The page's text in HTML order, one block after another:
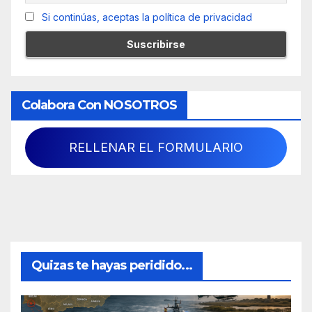
Si continúas, aceptas la política de privacidad
Colabora Con NOSOTROS
RELLENAR EL FORMULARIO
Quizas te hayas peridido...